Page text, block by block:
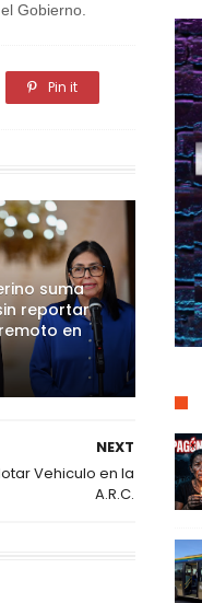
Gobierno.
Pin it
suma
reportar
en
NEXT
Vehiculo en la
A.R.C.